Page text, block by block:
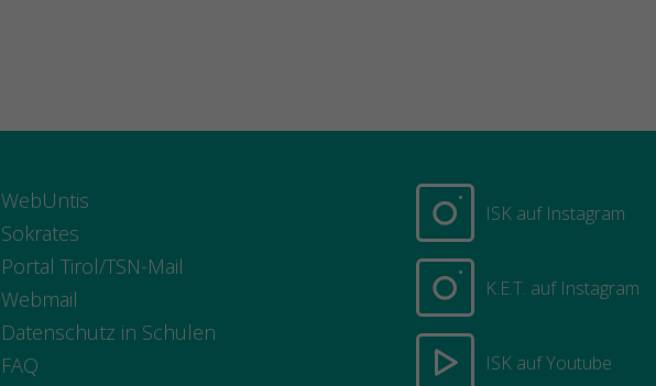
WebUntis
Sokrates
Portal Tirol/TSN-Mail
Webmail
Datenschutz in Schulen
FAQ
ISK auf Instagram
K.E.T. auf Instagram
ISK auf Youtube